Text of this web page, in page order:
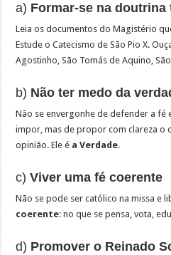
a) Formar-se na doutrina
Leia os documentos do Magistério
Estude o Catecismo de São Pio X.
Agostinho, São Tomás de Aquino,
b) Não ter medo da
Não se envergonhe de defender a fé
impor, mas de propor com clareza o
opinião. Ele é a Verdade.
c)Viver uma fé coerente
Não se pode ser católico na missa e
coerente: no que se pensa, vota,
d) Promover o Reinado